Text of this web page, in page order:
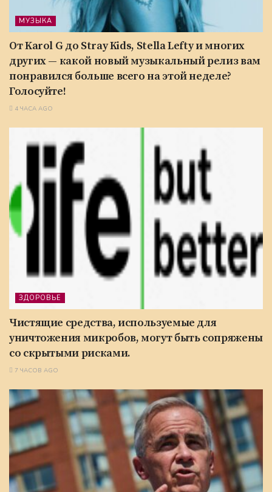
МУЗЫКА
От Karol G до Stray Kids, Stella Lefty и многих
других — какой новый музыкальный релиз вам
понравился больше всего на этой неделе?
Голосуйте!
4 ЧАСА AGO
ЗДОРОВЬЕ
Чистящие средства, используемые для
уничтожения микробов, могут быть сопряжены
со скрытыми рисками.
7 ЧАСОВ AGO